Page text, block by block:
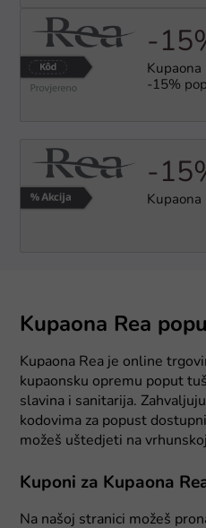
-
Kupaona
-15%
-
Kupaona
Kupaona Rea
Kupaona Rea je online
kupaonsku opremu poput
slavina i sanitarija.
kodovima za popust
možeš uštedjeti na
Kuponi za Kupaona
Na našoj stranici možeš